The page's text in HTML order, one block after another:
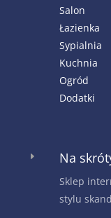
Salon
Łazienka
Sypialnia
Kuchnia
Ogród
Dodatki
E Na
Sklep
stylu